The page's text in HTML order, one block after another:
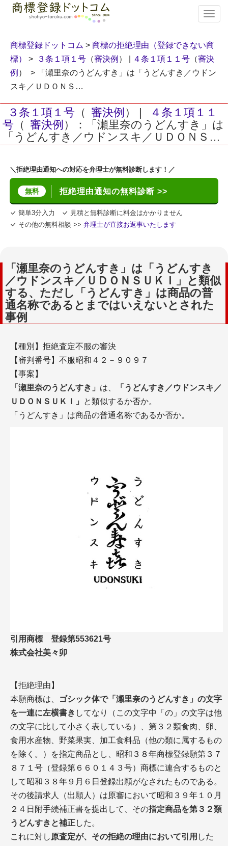
T
o
g
l
e
n
i
g
i
商標登録ドットコム > 商標の拒絶理由（登録できない商
標）
> ３条１項１号 （審決例 ） | ４条１項１１号 （審決
例 ） > 「瀬里奈のうどんすき」は「うどんすき／ウドン
スキ／ＵＤＯＮＳ…
３条１項１号 （ 審決例 ） |
４条１項１１
号 （ 審決例 ）：「瀬里奈のうどんすき」は
「うどんすき／ウドンスキ／ＵＤＯＮＳ…
＼拒絶理由通知への対応を弁理士が無料診断します！／
無料 拒絶理由通知の無料診断 >>
簡単3分入力
見積と無料診断に料金はかかりません
その他の無料相談 >> 弁理士が直接お返事いたします
「瀬里奈のうどんすき」は「うどんすき
／ウドンスキ／ＵＤＯＮＳＵＫＩ」と類似
する、ただし「うどんすき」は商品の普
通名称であるとまではいえないとされた
事例
【種別】拒絶査定不服の審決
【審判番号】不服昭和４２－９０９７
【事案】
「瀬里奈のうどんすき」 は、
「うどんすき／ウドンスキ／
ＵＤＯＮＳＵＫＩ」
と類似するか否か。
「うどんすき」は商品の普通名称であるか否か。
引用商標 登録第553621号
株式会社美々卯
【拒絶理由】
本願商標は、
ゴシック体で「瀬里奈のうどんすき」の文字
を一連に左横書き してなり（この文字中「の」の文字は他
の文字に比して小さく表している）、第３２類食肉、卵、
食用水産物、野菜果実、加工食料品（他の類に属するもの
を除く。）を指定商品とし、昭和３８年商標登録願第３７
８７１号（登録第６６０１４３号）商標に連合するものと
して昭和３８年９月６日登録出願がなされたものである。
その後請求人（出願人）は原審において昭和３９年１０月
２４日附手続補正書を提出して、その指定商品を第３２類
うどんすきと補正した。
これに対し 原査定が、その拒絶の理由において引用 した